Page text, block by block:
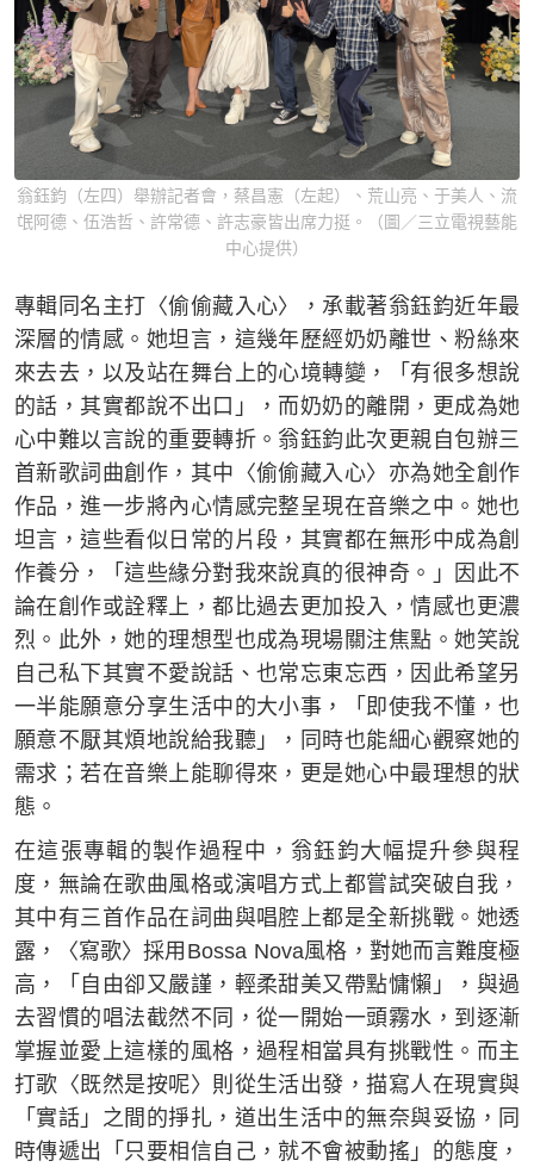
翁鈺鈞（左四）舉辦記者會，蔡昌憲（左起）、荒山亮、于美人、流
氓阿德、伍浩哲、許常德、許志豪皆出席力挺。（圖／三立電視藝能
中心提供）
專輯同名主打〈偷偷藏入心〉，承載著翁鈺鈞近年最
深層的情感。她坦言，這幾年歷經奶奶離世、粉絲來
來去去，以及站在舞台上的心境轉變，「有很多想說
的話，其實都說不出口」，而奶奶的離開，更成為她
心中難以言說的重要轉折。翁鈺鈞此次更親自包辦三
首新歌詞曲創作，其中〈偷偷藏入心〉亦為她全創作
作品，進一步將內心情感完整呈現在音樂之中。她也
坦言，這些看似日常的片段，其實都在無形中成為創
作養分，「這些緣分對我來說真的很神奇。」因此不
論在創作或詮釋上，都比過去更加投入，情感也更濃
烈。此外，她的理想型也成為現場關注焦點。她笑說
自己私下其實不愛說話、也常忘東忘西，因此希望另
一半能願意分享生活中的大小事，「即使我不懂，也
願意不厭其煩地說給我聽」，同時也能細心觀察她的
需求；若在音樂上能聊得來，更是她心中最理想的狀
態。
在這張專輯的製作過程中，翁鈺鈞大幅提升參與程
度，無論在歌曲風格或演唱方式上都嘗試突破自我，
其中有三首作品在詞曲與唱腔上都是全新挑戰。她透
露，〈寫歌〉採用Bossa Nova風格，對她而言難度極
高，「自由卻又嚴謹，輕柔甜美又帶點慵懶」，與過
去習慣的唱法截然不同，從一開始一頭霧水，到逐漸
掌握並愛上這樣的風格，過程相當具有挑戰性。而主
打歌〈既然是按呢〉則從生活出發，描寫人在現實與
「實話」之間的掙扎，道出生活中的無奈與妥協，同
時傳遞出「只要相信自己，就不會被動搖」的態度，